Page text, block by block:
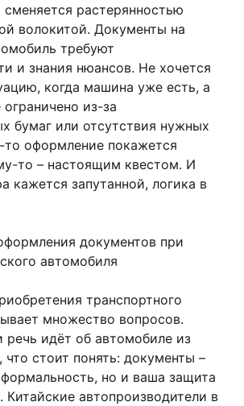
сменяется растерянностью
волокитой. Документы на
требуют
и знания нюансов. Не хочется
когда машина уже есть, а
из-за
бумаг или отсутствия нужных
то оформление покажется
то – настоящим квестом. И
кажется запутанной, логика в
документов при
автомобиля
транспортного
множество вопросов.
речь идёт об автомобиле из
что стоит понять: документы –
но и ваша защита
Китайские автопроизводители в